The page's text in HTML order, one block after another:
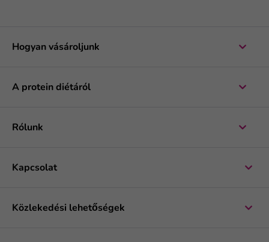
Hogyan vásároljunk
A protein diétáról
Rólunk
Kapcsolat
Közlekedési lehetőségek